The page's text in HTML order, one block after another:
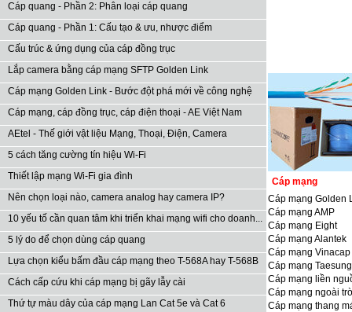
Cáp quang - Phần 2: Phân loại cáp quang
Cáp quang - Phần 1: Cấu tạo & ưu, nhược điểm
Cấu trúc & ứng dụng của cáp đồng trục
Lắp camera bằng cáp mạng SFTP Golden Link
Cáp mạng Golden Link - Bước đột phá mới về công nghệ
Cáp mạng, cáp đồng trục, cáp điện thoại - AE Việt Nam
AEtel - Thế giới vật liệu Mạng, Thoại, Điện, Camera
5 cách tăng cường tín hiệu Wi-Fi
Thiết lập mạng Wi-Fi gia đình
Nên chọn loại nào, camera analog hay camera IP?
10 yếu tố cần quan tâm khi triển khai mạng wifi cho doanh...
5 lý do để chọn dùng cáp quang
Lựa chọn kiểu bấm đầu cáp mạng theo T-568A hay T-568B
Cách cấp cứu khi cáp mạng bị gãy lẫy cài
Thứ tự màu dây của cáp mạng Lan Cat 5e và Cat 6
Cáp mạng
Cáp mạng Golden
Cáp mạng AMP
Cáp mạng Eight
Cáp mạng Alantek
Cáp mạng Vinacap
Cáp mạng Taesung
Cáp mạng liền
Cáp mạng ngoài
Cáp mạng thang